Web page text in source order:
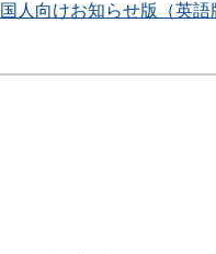
人向けお知らせ版（英